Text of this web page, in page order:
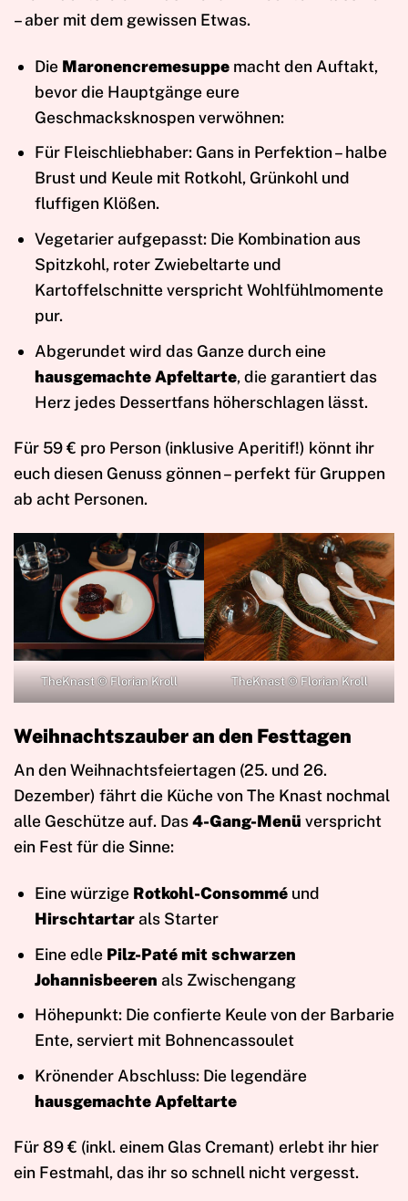
– aber mit dem gewissen Etwas.
Die Maronencremesuppemacht den Auftakt,
bevor die Hauptgänge eure
Geschmacksknospen verwöhnen:
Für Fleischliebhaber: Gans in Perfektion – halbe
Brust und Keule mit Rotkohl, Grünkohl und
fluffigen Klößen.
Vegetarier aufgepasst: Die Kombination aus
Spitzkohl, roter Zwiebeltarte und
Kartoffelschnitte verspricht Wohlfühlmomente
pur.
Abgerundet wird das Ganze durch eine
hausgemachte Apfeltarte, die garantiert das
Herz jedes Dessertfans höherschlagen lässt.
Für 59 € pro Person (inklusive Aperitif!) könnt ihr
euch diesen Genuss gönnen – perfekt für Gruppen
ab acht Personen.
TheKnast © Florian Kroll TheKnast © Florian Kroll
Weihnachtszauber an den Festtagen
An den Weihnachtsfeiertagen (25. und 26.
Dezember) fährt die Küche von The Knast nochmal
alle Geschütze auf. Das4-Gang-Menü verspricht
ein Fest für die Sinne:
Eine würzige Rotkohl-Consomméund
Hirschtartarals Starter
Eine edle Pilz-Paté mit schwarzen
Johannisbeeren als Zwischengang
Höhepunkt: Die confierte Keule von der Barbarie
Ente, serviert mit Bohnencassoulet
Krönender Abschluss: Die legendäre
hausgemachte Apfeltarte
Für 89 € (inkl. einem Glas Cremant) erlebt ihr hier
ein Festmahl, das ihr so schnell nicht vergesst.